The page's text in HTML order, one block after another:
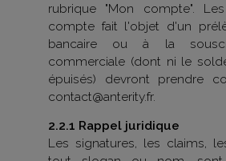
rubrique "Mon compte".
compte fait l'objet d'un
bancaire ou à la
commerciale (dont ni le
épuisés) devront prendre
contact@anterity.fr.
2.2.1 Rappel juridique
Les signatures, les claims,